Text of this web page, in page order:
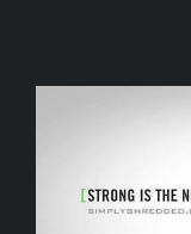
לא.